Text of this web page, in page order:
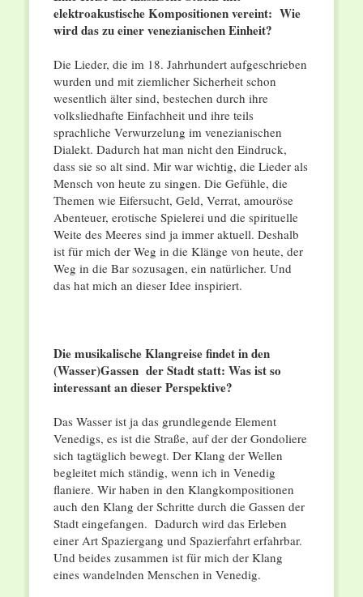
elektroakustische Kompositionen vereint: Wie
wird das zu einer venezianischen Einheit?
Die Lieder, die im 18. Jahrhundert aufgeschrieben
wurden und mit ziemlicher Sicherheit schon
wesentlich älter sind, bestechen durch ihre
volksliedhafte Einfachheit und ihre teils
sprachliche Verwurzelung im venezianischen
Dialekt. Dadurch hat man nicht den Eindruck,
dass sie so alt sind. Mir war wichtig, die Lieder als
Mensch von heute zu singen. Die Gefühle, die
Themen wie Eifersucht, Geld, Verrat, amouröse
Abenteuer, erotische Spielerei und die spirituelle
Weite des Meeres sind ja immer aktuell. Deshalb
ist für mich der Weg in die Klänge von heute, der
Weg in die Bar sozusagen, ein natürlicher. Und
das hat mich an dieser Idee inspiriert.
Die musikalische Klangreise findet in den
(Wasser)Gassen der Stadt statt: Was ist so
interessant an dieser Perspektive?
Das Wasser ist ja das grundlegende Element
Venedigs, es ist die Straße, auf der der Gondoliere
sich tagtäglich bewegt. Der Klang der Wellen
begleitet mich ständig, wenn ich in Venedig
flaniere. Wir haben in den Klangkompositionen
auch den Klang der Schritte durch die Gassen der
Stadt eingefangen. Dadurch wird das Erleben
einer Art Spaziergang und Spazierfahrt erfahrbar.
Und beides zusammen ist für mich der Klang
eines wandelnden Menschen in Venedig.